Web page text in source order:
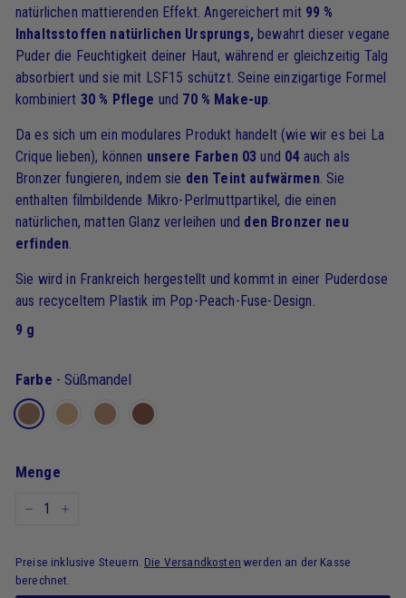
natürlichen mattierenden Effekt. Angereichert mit 99 %
Inhaltsstoffen natürlichen Ursprungs, bewahrt dieser vegane
Puder die Feuchtigkeit deiner Haut, während er gleichzeitig Talg
absorbiert und sie mit LSF15 schützt. Seine einzigartige Formel
kombiniert 30 % Pflege und 70 % Make-up.
Da es sich um ein modulares Produkt handelt (wie wir es bei La
Crique lieben), können unsere Farben 03 und 04 auch als
Bronzer fungieren, indem sie den Teint aufwärmen. Sie
enthalten filmbildende Mikro-Perlmuttpartikel, die einen
natürlichen, matten Glanz verleihen und den Bronzer neu
erfinden.
Sie wird in Frankreich hergestellt und kommt in einer Puderdose
aus recyceltem Plastik im Pop-Peach-Fuse-Design.
9 g
Farbe - Süßmandel
Menge
Preise inklusive Steuern. Die Versandkosten werden an der Kasse
berechnet.